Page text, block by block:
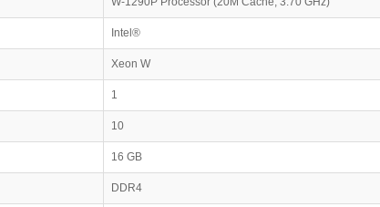
Intel®
Xeon W
1
10
16 GB
DDR4